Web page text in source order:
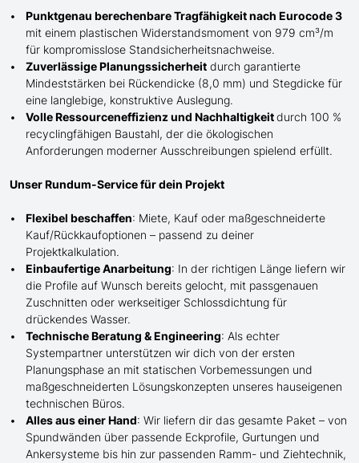
Punktgenau berechenbare Tragfähigkeit nach Eurocode 3
mit einem plastischen Widerstandsmoment von 979 cm³/m
für kompromisslose Standsicherheitsnachweise.
Zuverlässige Planungssicherheit durch garantierte
Mindeststärken bei Rückendicke (8,0 mm) und Stegdicke für
eine langlebige, konstruktive Auslegung.
Volle Ressourceneffizienz und Nachhaltigkeitdurch 100 %
recyclingfähigen Baustahl, der die ökologischen
Anforderungen moderner Ausschreibungen spielend erfüllt.
Unser Rundum-Service für dein Projekt
Flexibel beschaffen: Miete, Kauf oder maßgeschneiderte
Kauf/Rückkaufoptionen – passend zu deiner
Projektkalkulation.
Einbaufertige Anarbeitung: In der richtigen Länge liefern wir
die Profile auf Wunsch bereits gelocht, mit passgenauen
Zuschnitten oder werkseitiger Schlossdichtung für
drückendes Wasser.
Technische Beratung & Engineering: Als echter
Systempartner unterstützen wir dich von der ersten
Planungsphase an mit statischen Vorbemessungen und
maßgeschneiderten Lösungskonzepten unseres hauseigenen
technischen Büros.
Alles aus einer Hand: Wir liefern dir das gesamte Paket – von
Spundwänden über passende Eckprofile, Gurtungen und
Ankersysteme bis hin zur passenden Ramm- und Ziehtechnik,